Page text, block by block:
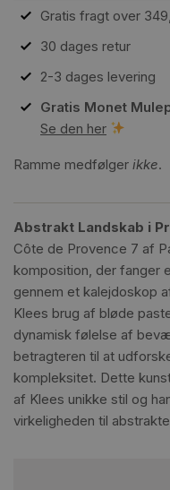
Gratis fragt over
30 dages retur
2-3 dages levering
Gratis Monet
Se den her
Ramme medfølger ikke.
Abstrakt Landskab i
Côte de Provence 7 af
komposition, der fanger
gennem et kalejdoskop
Klees brug af bløde
dynamisk følelse af
betragteren til at
kompleksitet. Dette
af Klees unikke stil og
virkeligheden til